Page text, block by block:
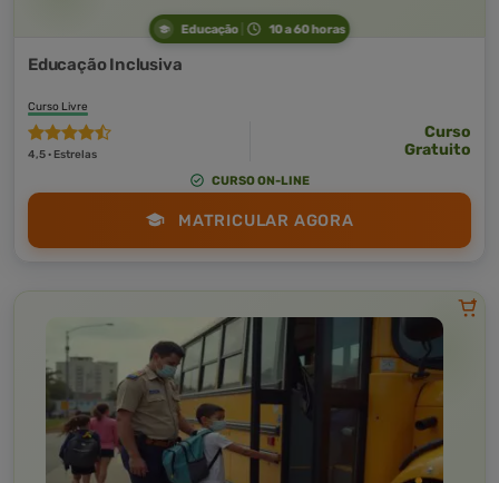
Educação 10 a 60 horas
Educação Inclusiva
Curso Livre
4,5 · Estrelas
Curso
Gratuito
CURSO ON-LINE
MATRICULAR AGORA